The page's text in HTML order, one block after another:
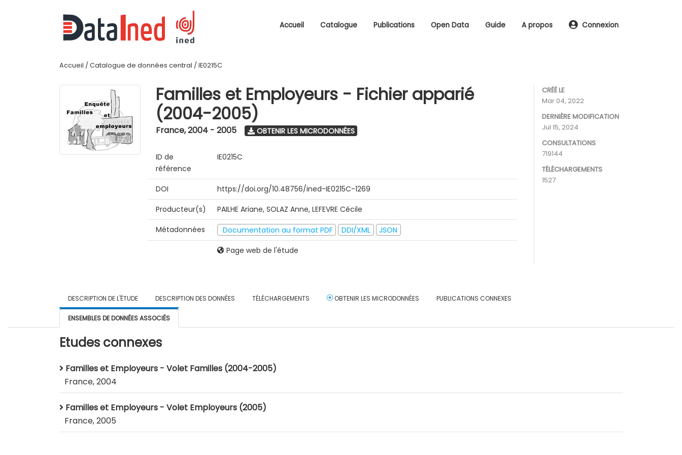
Accueil Catalogue Publications Open Data Guide A propos Connexion
Accueil / Catalogue de données central / IE0215C
Familles et Employeurs - Fichier apparié
(2004-2005)
France,2004 - 2005 OBTENIR LES MICRODONNÉES
ID de
référence
IE0215C
DOI
https://doi.org/10.48756/ined-IE0215C-1269
Producteur(s)
PAILHE Ariane, SOLAZ Anne, LEFEVRE Cécile
Métadonnées
Documentation au format PDF DDI/XML
JSON
Page web de l'étude
CRÉÉ LE
Mar 04, 2022
DERNIÈRE MODIFICATION
Jul 15, 2024
CONSULTATIONS
719144
TÉLÉCHARGEMENTS
1527
DESCRIPTION DE L'ÉTUDE DESCRIPTION DES DONNÉES TÉLÉCHARGEMENTS OBTENIR LES MICRODONNÉES PUBLICATIONS CONNEXES
ENSEMBLES DE DONNÉES ASSOCIÉS
Etudes connexes
Familles et Employeurs - Volet Familles (2004-2005)
France, 2004
Familles et Employeurs - Volet Employeurs (2005)
France, 2005